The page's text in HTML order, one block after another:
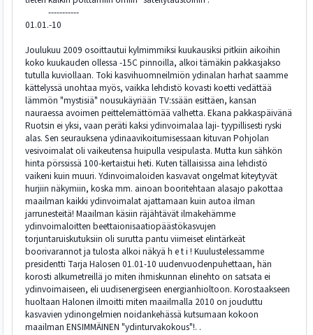
-----------
01.01.-10
Joulukuu 2009 osoittautui kylmimmiksi kuukausiksi pitkiin aikoihin
koko kuukauden ollessa -15C pinnoilla, alkoi tämäkin pakkasjakso
tutulla kuviollaan. Toki kasvihuomneilmiön ydinalan harhat saamme
kättelyssä unohtaa myös, vaikka lehdistö kovasti koetti vedättää
lämmön "mystisiä" nousukäyriään TV:ssään esittäen, kansan
nauraessa avoimen peittelemättömää valhetta. Ekana pakkaspäivänä
Ruotsin ei yksi, vaan peräti kaksi ydinvoimalaa laji- tyypillisesti ryski
alas. Sen seurauksena ydinaavikoitumisessaan kituvan Pohjolan
vesivoimalat oli vaikeutensa huipulla vesipulasta. Mutta kun sähkön
hinta pörssissä 100-kertaistui heti. Kuten tällaisissa aina lehdistö
vaikeni kuin muuri. Ydinvoimaloiden kasvavat ongelmat kiteytyvät
hurjiin näkymiin, koska mm. ainoan booritehtaan alasajo pakottaa
maailman kaikki ydinvoimalat ajattamaan kuin autoa ilman
jarrunesteitä! Maailman käsiin räjähtävät ilmakehämme
ydinvoimaloitten beettaionisaatiopäästökasvujen
torjuntaruiskutuksiin oli surutta pantu viimeiset elintärkeät
boorivarannot ja tulosta alkoi näkyä h e t i ! Kuulustelessamme
presidentti Tarja Halosen 01.01-10 uudenvuodenpuhettaan, hän
korosti alkumetreillä jo miten ihmiskunnan elinehto on satsata ei
ydinvoimaiseen, eli uudisenergiseen energianhioltoon. Korostaakseen
huoltaan Halonen ilmoitti miten maailmalla 2010 on jouduttu
kasvavien ydinongelmien noidankehässä kutsumaan kokoon
maailman ENSIMMÄINEN "ydinturvakokous"!. .